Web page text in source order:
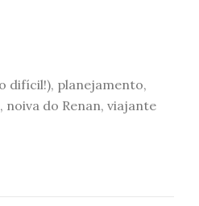
difícil!), planejamento,
do Renan, viajante